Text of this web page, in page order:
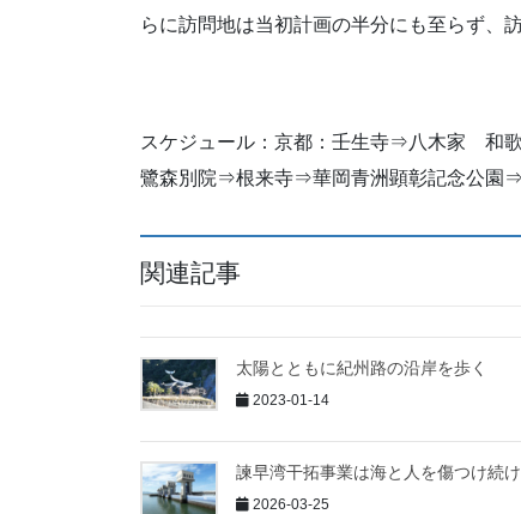
らに訪問地は当初計画の半分にも至らず、
スケジュール：京都：壬生寺⇒八木家 和
鷺森別院⇒根来寺⇒華岡青洲顕彰記念公
関連記事
太陽とともに紀州路の沿岸を歩く
2023-01-14
諫早湾干拓事業は海と人を傷つけ続
2026-03-25